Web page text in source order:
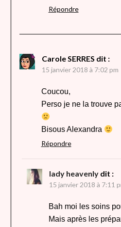
Répondre
Carole SERRES dit :
15 janvier 2018 à 7:02 pm
Coucou,
Perso je ne la trouve
Bisous Alexandra
Répondre
lady heavenly dit :
15 janvier 2018 à 7:11
Bah moi les soins
Mais après les